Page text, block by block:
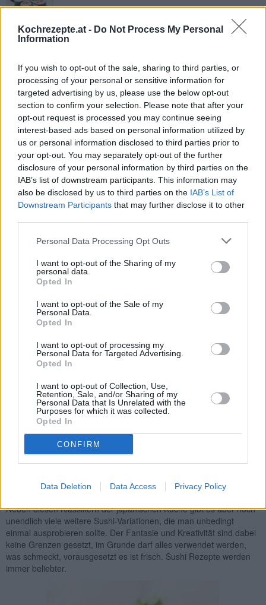
Kochrezepte.at - Do Not Process My Personal
Information
If you wish to opt-out of the sale, sharing to third parties, or
processing of your personal or sensitive information for
targeted advertising by us, please use the below opt-out
section to confirm your selection. Please note that after your
opt-out request is processed you may continue seeing
interest-based ads based on personal information utilized by
us or personal information disclosed to third parties prior to
your opt-out. You may separately opt-out of the further
disclosure of your personal information by third parties on the
IAB’s list of downstream participants. This information may
also be disclosed by us to third parties on the IAB’s List of
Downstream Participants that may further disclose it to other
Personal Data Processing Opt Outs
I want to opt-out of the Sharing of my
personal data.
Opted In
I want to opt-out of the Sale of my
Personal Data.
Opted In
I want to opt-out of processing my
Personal Data for Targeted Advertising.
Opted In
I want to opt-out of Collection, Use,
Retention, Sale, and/or Sharing of my
Personal Data that Is Unrelated with the
Purposes for which it was collected.
Opted In
CONFIRM
Data Deletion Data Access Privacy Policy
Sushi California Maki
Thunfisch-Maki
Mittel
Aal auf Sushi-Reis
Leicht
Sushi-Reis
Selbstgemachte Maki mit Gemüse
Schwer
1 »
gehalten. Die japanischen Köstlichkeiten finden immer mehr
Anhänger, die sie auch zuhause einmal selbst zubereiten möchten.
Obwohl Sushi wegen seiner mundgerechten Form zum Fingerfood
gezählt werden kann, ist es nicht nur ein beliebtes Partygericht,
sondern auch eine gern servierte Hauptspeise. Die
Hauptbestandteile fürSushi Rezepte
Meeresfrüchte, Gemüse, gesäuerter Reis und natürlich die
eingerollt werden. Zu den bekanntesten Sushi-Varianten gehören
Neben diesen Klassikern der japanischen Küche gibt es aber noch
unendlich viele weitere Sushi-Variationen, die man unbedingt
einmal ausprobieren sollte. Der Fantasie und Kreativität sind dabei
keine Grenzen gesetzt, im Grunde darf alles verwendet werden,
was schmeckt, vorausgesetzt es ist frisch. Sushi Rezepte werden
immer beliebter.